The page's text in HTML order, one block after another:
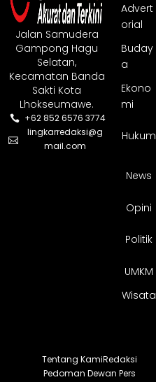
Jalan Samudera
Gampong Hagu
Selatan,
Kecamatan Banda
Sakti Kota
Lhokseumawe.
+62 852 6576 3774
lingkarredaksi@g
mail.com
Advert
orial
Buday
a
Ekono
mi
Hukum
News
Opini
Politik
UMKM
Wisata
Tentang KamiRedaksi
Pedoman Dewan Pers